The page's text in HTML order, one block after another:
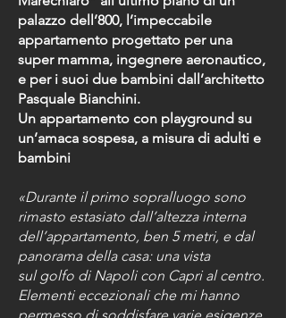
palazzo dell’800, l’impeccabile
appartamento progettato per una
super mamma, ingegnere aeronautico,
e per i suoi due bambini dall’architetto
Pasquale Bianchini.
Un appartamento con playground su
un’amaca sospesa, a misura di adulti e
bambini
«Durante il primo sopralluogo sono
rimasto estasiato dall’altezza interna
dell’appartamento, ben 5 metri, e dal
panorama della casa: una vista
sulgolfo di Napolicon Caprial centro.
Elementi eccezionali che mi hanno